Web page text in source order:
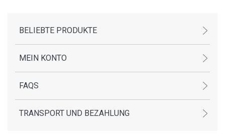
BELIEBTE PRODUKTE
MEIN KONTO
FAQS
TRANSPORT UND BEZAHLUNG